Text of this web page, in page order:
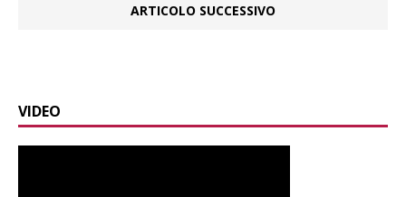
ARTICOLO SUCCESSIVO
VIDEO